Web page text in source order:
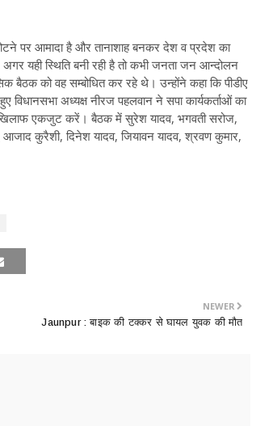
पर आमादा है और तानाशाह बनकर देश व प्रदेश का
यही स्थिति बनी रही है तो कभी जनता जन आन्दोलन
बैठक को वह सम्बोधित कर रहे थे। उन्होंने कहा कि पीडीए
अध्यक्ष नीरज पहलवान ने सपा कार्यकर्ताओं का
खिलाफ एकजुट करें। बैठक में सुरेश यादव, भगवती सरोज,
कुरैशी, दिनेश यादव, जियावन यादव, श्रवण कुमार,
NEWER
Jaunpur : ​बाइक की टक्कर से घायल युवक की मौत